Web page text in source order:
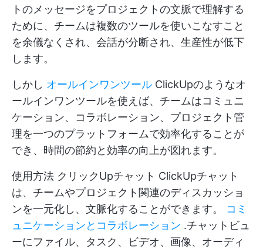
トのメッセージをプロジェクトの文脈で理解する
ために、チームは複数のツールを使いこなすこと
を余儀なくされ、会話が分断され、生産性が低下
します。
しかし オールインワンツール ClickUpのようなオ
ールインワンツールを使えば、チームはコミュニ
ケーション、コラボレーション、プロジェクト管
理を一つのプラットフォームで効率化することが
でき、時間の節約と効率の向上が図れます。
使用方法 クリックUpチャット ClickUpチャット
は、チームやプロジェクト関連のディスカッショ
ンを一元化し、文脈化することができます。 コミ
ュニケーションとコラボレーション .チャットビュ
ーにファイル、タスク、ビデオ、画像、オーディ